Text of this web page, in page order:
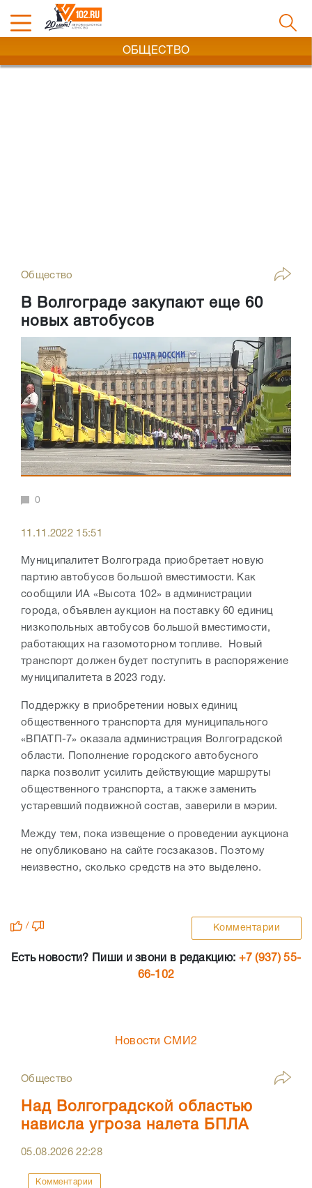
ОБЩЕСТВО
Общество
В Волгограде закупают еще 60
новых автобусов
0
11.11.2022 15:51
Муниципалитет Волгограда приобретает новую
партию автобусов большой вместимости. Как
сообщили ИА «Высота 102» в администрации
города, объявлен аукцион на поставку 60 единиц
низкопольных автобусов большой вместимости,
работающих на газомоторном топливе. Новый
транспорт должен будет поступить в распоряжение
муниципалитета в 2023 году.
Поддержку в приобретении новых единиц
общественного транспорта для муниципального
«ВПАТП-7» оказала администрация Волгоградской
области. Пополнение городского автобусного
парка позволит усилить действующие маршруты
общественного транспорта, а также заменить
устаревший подвижной состав, заверили в мэрии.
Между тем, пока извещение о проведении аукциона
не опубликовано на сайте госзаказов. Поэтому
неизвестно, сколько средств на это выделено.
/ Комментарии
Есть новости? Пиши и звони в редакцию: +7 (937) 55-
66-102
Новости СМИ2
Общество
Над Волгоградской областью
нависла угроза налета БПЛА
05.08.202622:28
Комментарии